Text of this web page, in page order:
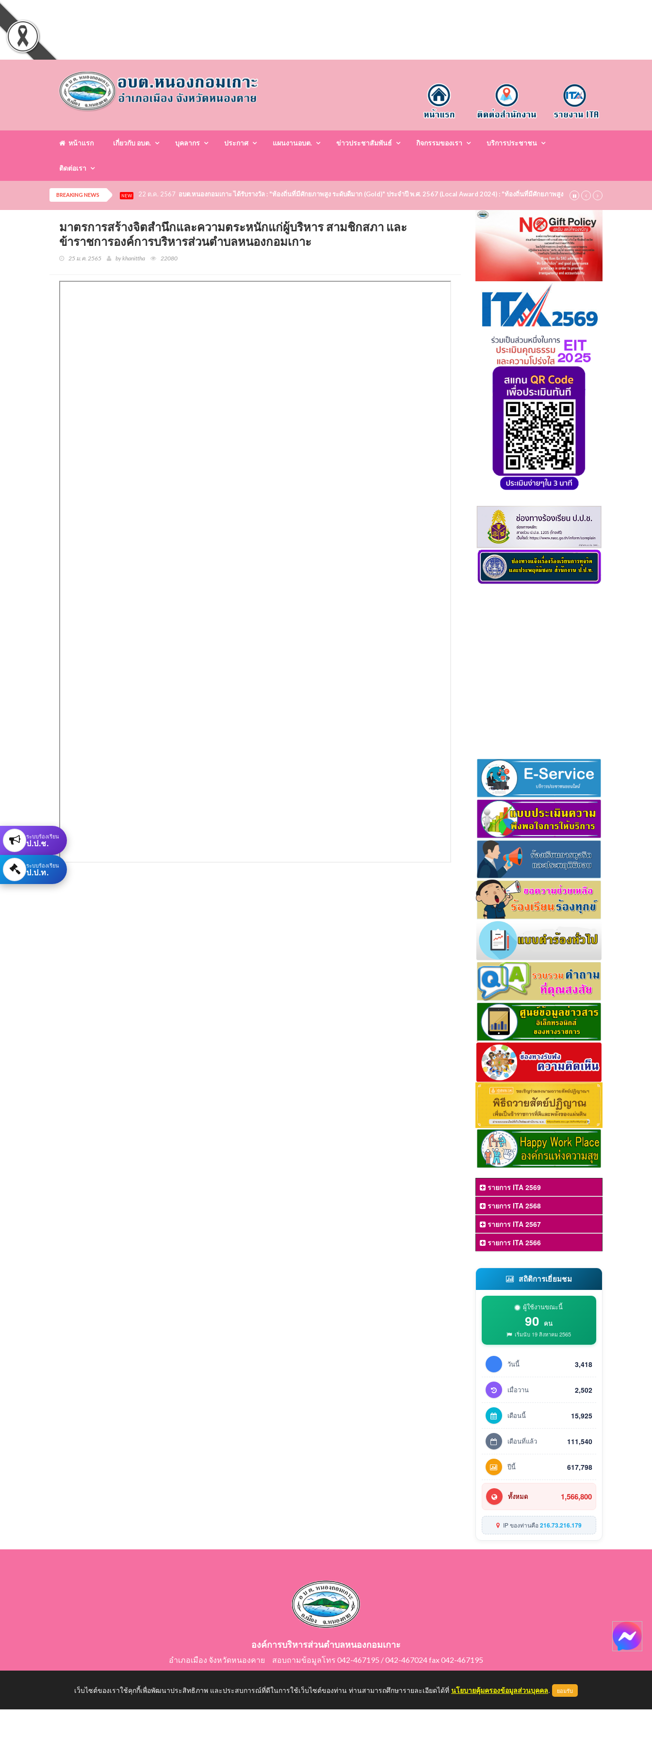
หน้าแรก เกี่ยวกับ อบต. บุคลากร ประกาศ แผนงานอบต. ข่าวประชาสัมพันธ์ กิจกรรมของเรา บริการประชาชน
ติดต่อเรา
BREAKING NEWS NEW 22 ต.ค. 2567 อบต.หนองกอมเกาะ ได้รับรางวัล : "ท้องถิ่นที่มีศักยภาพสูง ระดับดีมาก (Gold)" ประจำปี พ.ศ. 2567 (Local Award 2024) : "ท้องถิ่นที่มีศักยภาพสูง ระดับชมเชย (Bronze)" ประจำ
มาตรการสร้างจิตสำนึกและความตระหนักแก่ผู้บริหาร สามชิกสภา และ
ข้าราชการองค์การบริหารส่วนตำบลหนองกอมเกาะ
25 ม.ค. 2565 by khanittha 22080
รายการ ITA 2569
รายการ ITA 2568
รายการ ITA 2567
รายการ ITA 2566
สถิติการเยี่ยมชม
ผู้ใช้งานขณะนี้
90 คน
เริ่มนับ 19 สิงหาคม 2565
วันนี้ 3,418
เมื่อวาน 2,502
เดือนนี้ 15,925
เดือนที่แล้ว 111,540
ปีนี้ 617,798
ทั้งหมด 1,566,800
IP ของท่านคือ216.73.216.179
องค์การบริหารส่วนตำบลหนองกอมเกาะ
อำเภอเมือง จังหวัดหนองคาย สอบถามข้อมูลโทร 042-467195 / 042-467024 fax 042-467195
ระบบร้องเรียน
ป.ป.ช.
ระบบร้องเรียน
ป.ป.ท.
เว็บไซต์ของเราใช้คุกกี้เพื่อพัฒนาประสิทธิภาพ และประสบการณ์ที่ดีในการใช้เว็บไซต์ของท่าน ท่านสามารถศึกษารายละเอียดได้ที่ นโยบายคุ้มครองข้อมูลส่วนบุคคล. ยอมรับ